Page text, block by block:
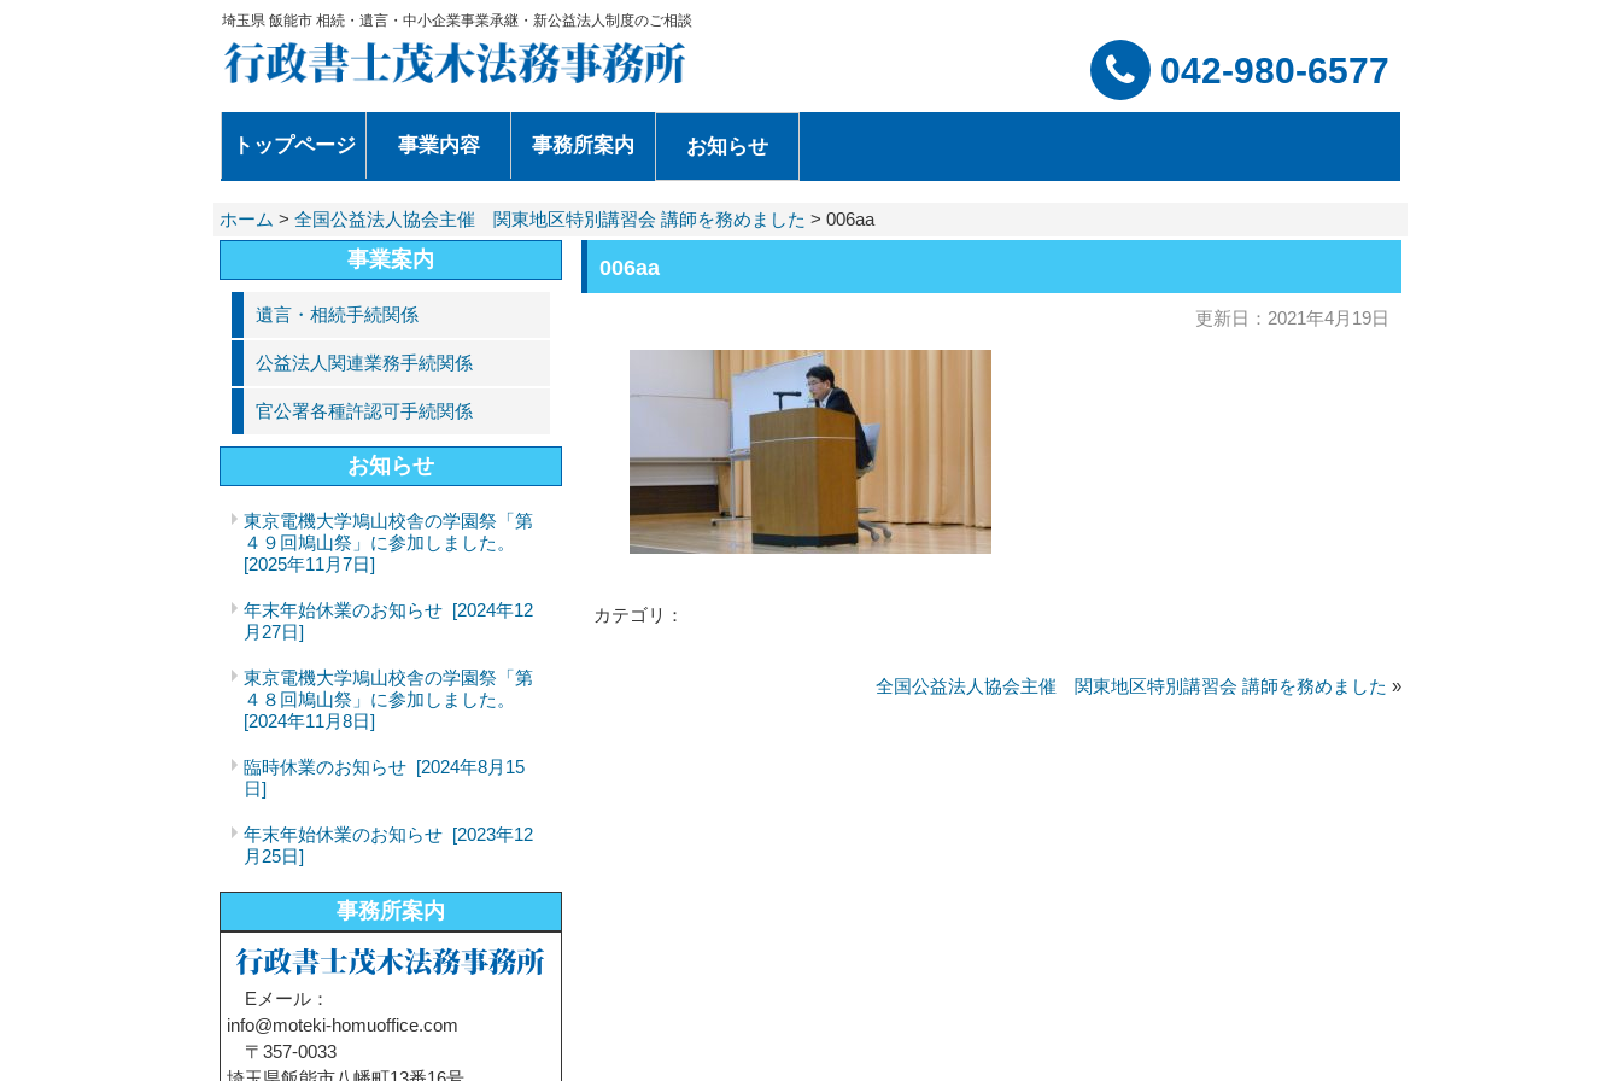
埼玉県 飯能市 相続・遺言・中小企業事業承継・新公益法人制度のご相談
042-980-6577
トップページ 事業内容 事務所案内 お知らせ
ホーム > 全国公益法人協会主催 関東地区特別講習会 講師を務めました > 006aa
006aa
更新日：2021年4月19日
カテゴリ：
全国公益法人協会主催 関東地区特別講習会 講師を務めました »
事業案内
遺言・相続手続関係
公益法人関連業務手続関係
官公署各種許認可手続関係
お知らせ
東京電機大学鳩山校舎の学園祭「第
４９回鳩山祭」に参加しました。
[2025年11月7日]
年末年始休業のお知らせ [2024年12
月27日]
東京電機大学鳩山校舎の学園祭「第
４８回鳩山祭」に参加しました。
[2024年11月8日]
臨時休業のお知らせ [2024年8月15
日]
年末年始休業のお知らせ [2023年12
月25日]
事務所案内
Eメール：
info@moteki-homuoffice.com
〒357-0033